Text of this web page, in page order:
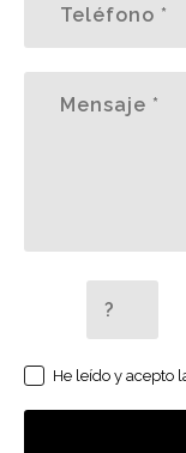
He leído y acepto